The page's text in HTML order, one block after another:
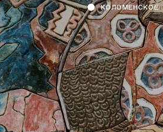
КОЛОМЕНСКОЕ